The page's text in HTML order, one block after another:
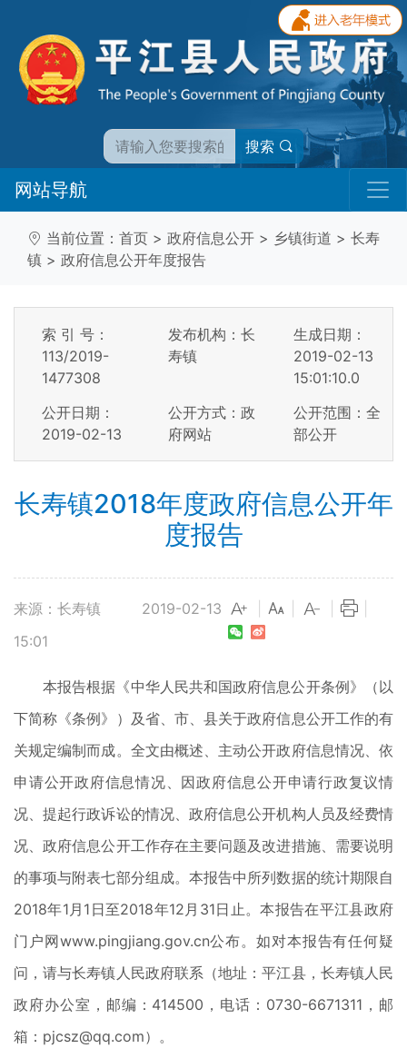
搜索
网站导航
当前位置： 首页 > 政府信息公开 > 乡镇街道 > 长寿
镇 > 政府信息公开年度报告
索 引 号：
113/2019-
1477308
发布机构：长
寿镇
生成日期：
2019-02-13
15:01:10.0
公开日期：
2019-02-13
公开方式：政
府网站
公开范围：全
部公开
长寿镇2018年度政府信息公开年
度报告
来源：长寿镇
2019-02-13
15:01
本报告根据《中华人民共和国政府信息公开条例》（以
下简称《条例》）及省、市、县关于政府信息公开工作的有
关规定编制而成。全文由概述、主动公开政府信息情况、依
申请公开政府信息情况、因政府信息公开申请行政复议情
况、提起行政诉讼的情况、政府信息公开机构人员及经费情
况、政府信息公开工作存在主要问题及改进措施、需要说明
的事项与附表七部分组成。本报告中所列数据的统计期限自
2018年1月1日至2018年12月31日止。本报告在平江县政府
门户网www.pingjiang.gov.cn公布。如对本报告有任何疑
问，请与长寿镇人民政府联系（地址：平江县，长寿镇人民
政府办公室，邮编：414500，电话：0730-6671311，邮
箱：pjcsz@qq.com）。